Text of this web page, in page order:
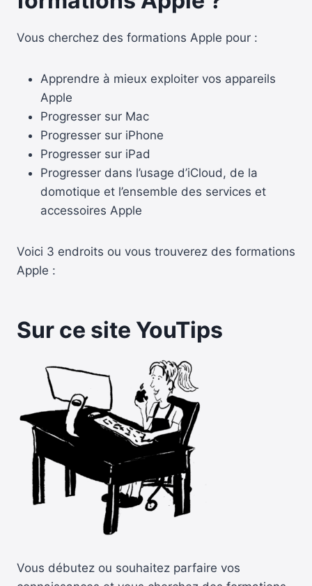
Vous cherchez des formations Apple pour :
Apprendre à mieux exploiter vos appareils
Apple
Progresser sur Mac
Progresser sur iPhone
Progresser sur iPad
Progresser dans l’usage d’iCloud, de la
domotique et l’ensemble des services et
accessoires Apple
Voici 3 endroits ou vous trouverez des formations
Apple :
Sur ce site YouTips
Vous débutez ou souhaitez parfaire vos